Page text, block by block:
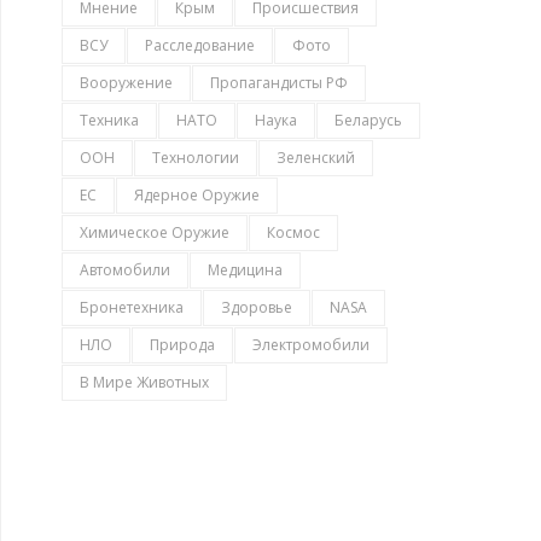
Мнение
Крым
Происшествия
ВСУ
Расследование
Фото
Вооружение
Пропагандисты РФ
Техника
НАТО Наука
Беларусь
ООН
Технологии
Зеленский
ЕС
Ядерное Оружие
Химическое Оружие
Космос
Автомобили
Медицина
Бронетехника
Здоровье
NASA
НЛО
Природа
Электромобили
В Мире Животных